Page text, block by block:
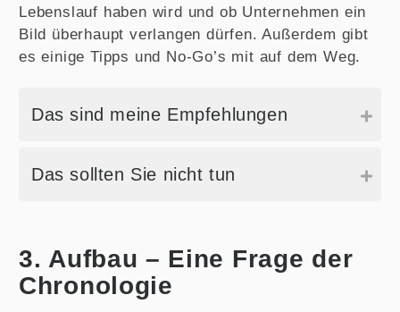
Lebenslauf haben wird und ob Unternehmen ein
Bild überhaupt verlangen dürfen. Außerdem gibt
es einige Tipps und No-Go’s mit auf dem Weg.
Das sind meine Empfehlungen
Das sollten Sie nicht tun
3. Aufbau – Eine Frage der
Chronologie